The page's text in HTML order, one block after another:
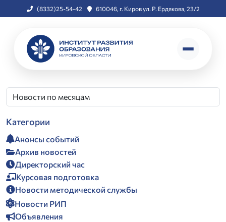
(8332)25-54-42 610046, г. Киров ул. Р. Ердякова, 23/2
Категории
Анонсы событий
Архив новостей
Директорский час
Курсовая подготовка
Новости методической службы
Новости РИП
Объявления